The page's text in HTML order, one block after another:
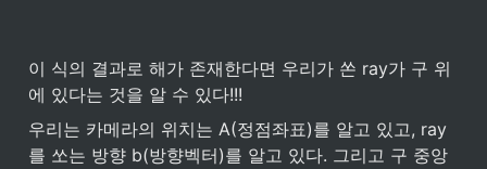
이 식의 결과로 해가 존재한다면 우리가 쏜 ray가 구 위
에 있다는 것을 알 수 있다!!!
우리는 카메라의 위치는 A(정점좌표)를 알고 있고, ray
를 쏘는 방향 b(방향벡터)를 알고 있다. 그리고 구 중앙